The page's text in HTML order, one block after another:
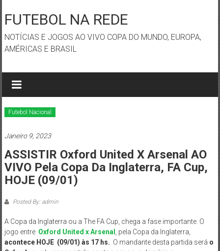
to
content
FUTEBOL NA REDE
NOTÍCIAS E JOGOS AO VIVO COPA DO MUNDO, EUROPA,
AMÉRICAS E BRASIL
Futebol Nacional
Janeiro 9, 2023
ASSISTIR Oxford United X Arsenal AO
VIVO Pela Copa Da Inglaterra, FA Cup,
HOJE (09/01)
Posted By: admin
A Copa da Inglaterra ou a The FA Cup, chega a fase importante. O
jogo entre Oxford United x Arsenal
, pela Copa da Inglaterra,
acontece HOJE (09/01) às 17 hs. O mandante desta partida será o